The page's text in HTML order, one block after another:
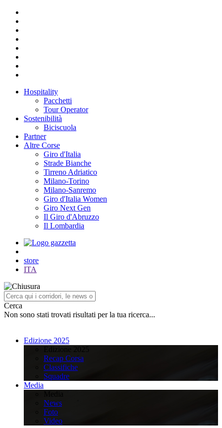
Hospitality
Pacchetti
Tour Operator
Sostenibilità
Biciscuola
Partner
Altre Corse
Giro d'Italia
Strade Bianche
Tirreno Adriatico
Milano-Torino
Milano-Sanremo
Giro d'Italia Women
Giro Next Gen
Il Giro d'Abruzzo
Il Lombardia
store
ITA
Cerca
Non sono stati trovati risultati per la tua ricerca...
Edizione 2025
Recap Corsa
Classifiche
Squadre
Media
News
Foto
Video